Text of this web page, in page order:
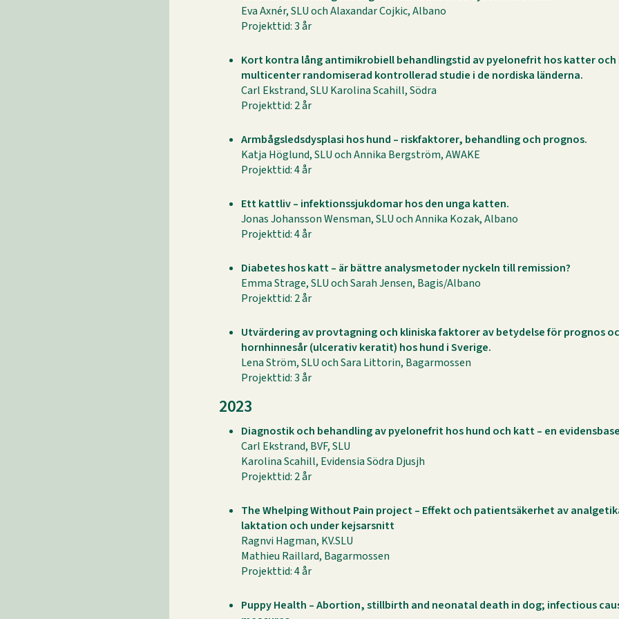
Eva Axnér, SLU och Alaxandar Cojkic, Albano
Projekttid: 3 år
Kort kontra lång antimikrobiell behandlingstid av pyelonefrit hos katter och
multicenter randomiserad kontrollerad studie i de nordiska länderna.
Carl Ekstrand, SLU Karolina Scahill, Södra
Projekttid: 2 år
Armbågsledsdysplasi hos hund – riskfaktorer, behandling och prognos.
Katja Höglund, SLU och Annika Bergström, AWAKE
Projekttid: 4 år
Ett kattliv – infektionssjukdomar hos den unga katten.
Jonas Johansson Wensman, SLU och Annika Kozak, Albano
Projekttid: 4 år
Diabetes hos katt – är bättre analysmetoder nyckeln till remission?
Emma Strage, SLU och Sarah Jensen, Bagis/Albano
Projekttid: 2 år
Utvärdering av provtagning och kliniska faktorer av betydelse för prognos
hornhinnesår (ulcerativ keratit) hos hund i Sverige.
Lena Ström, SLU och Sara Littorin, Bagarmossen
Projekttid: 3 år
2023
Diagnostik och behandling av pyelonefrit hos hund och katt – en
Carl Ekstrand, BVF, SLU
Karolina Scahill, Evidensia Södra Djusjh
Projekttid: 2 år
The Whelping Without Pain project – Effekt och patientsäkerhet av
laktation och under kejsarsnitt
Ragnvi Hagman, KV.SLU
Mathieu Raillard, Bagarmossen
Projekttid: 4 år
Puppy Health – Abortion, stillbirth and neonatal death in dog; infectious